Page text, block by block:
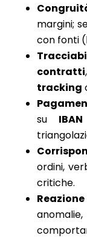
margini;
con fonti
contratti
tracking
su
ordini,
critiche.